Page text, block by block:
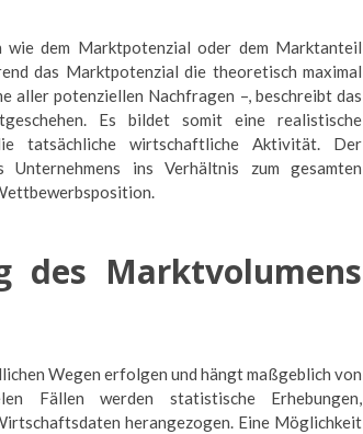
dem Marktpotenzial oder dem Marktanteil
das Marktpotenzial die theoretisch maximal
aller potenziellen Nachfragen –, beschreibt das
Es bildet somit eine realistische
tatsächliche wirtschaftliche Aktivität. Der
ins Verhältnis zum gesamten
des Marktvolumens
Wegen erfolgen und hängt maßgeblich von
Fällen werden statistische Erhebungen,
herangezogen. Eine Möglichkeit